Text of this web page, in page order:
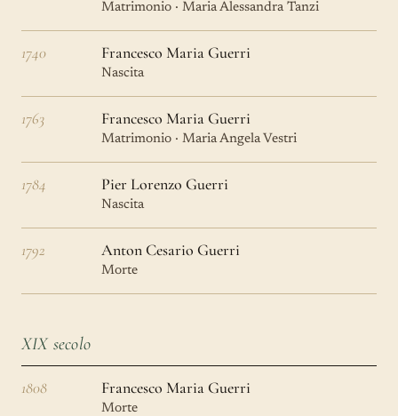
Matrimonio · Maria Alessandra Tanzi
1740 Francesco Maria Guerri
Nascita
1763 Francesco Maria Guerri
Matrimonio · Maria Angela Vestri
1784 Pier Lorenzo Guerri
Nascita
1792 Anton Cesario Guerri
Morte
XIX secolo
1808 Francesco Maria Guerri
Morte